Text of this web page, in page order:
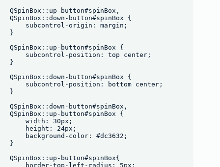
QSpinBox::up-button#spinBox,
QSpinBox::down-button#spinBox {
    subcontrol-origin: margin;
}
QSpinBox::up-button#spinBox {
    subcontrol-position: top center;
}
QSpinBox::down-button#spinBox {
    subcontrol-position: bottom center;
}
QSpinBox::down-button#spinBox,
QSpinBox::up-button#spinBox {
    width: 30px;
    height: 24px;
    background-color: #dc3632;
}
QSpinBox::up-button#spinBox{
    border-top-left-radius: 5px;